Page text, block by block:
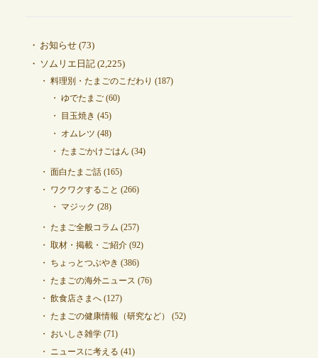
お知らせ(73)
ソムリエ日記(2,225)
料理別・たまごのこだわり (187)
ゆでたまご(60)
目玉焼き (45)
オムレツ (48)
たまごかけごはん (34)
面白たまご話(165)
ワクワクすること (266)
マジック (28)
たまご全般コラム (257)
取材・掲載・ご紹介(92)
ちょっとつぶやき (386)
たまごの海外ニュース (76)
飲食店さまへ(127)
たまごの健康情報（研究など）
(52)
おいしさ雑学(71)
ニュースに考える (41)